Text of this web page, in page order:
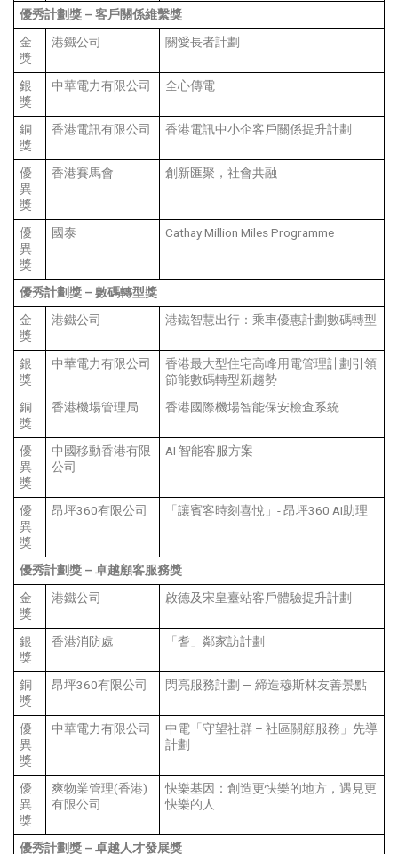
優秀計劃獎 – 客戶關係維繫獎
金
獎
港鐵公司 關愛長者計劃
銀
獎
中華電力有限公司 全心傳電
銅
獎
香港電訊有限公司 香港電訊中小企客戶關係提升計劃
優
異
獎
香港賽馬會 創新匯聚，社會共融
優
異
獎
國泰 Cathay Million Miles Programme
優秀計劃獎 – 數碼轉型獎
金
獎
港鐵公司 港鐵智慧出行：乘車優惠計劃數碼轉型
銀
獎
中華電力有限公司
香港最大型住宅高峰用電管理計劃引領
節能數碼轉型新趨勢
銅
獎
香港機場管理局 香港國際機場智能保安檢查系統
優
異
獎
中國移動香港有限
公司
AI 智能客服方案
優
異
獎
昂坪360有限公司 「讓賓客時刻喜悅」- 昂坪360 AI助理
優秀計劃獎 – 卓越顧客服務獎
金
獎
港鐵公司 啟德及宋皇臺站客戶體驗提升計劃
銀
獎
香港消防處 「耆」鄰家訪計劃
銅
獎
昂坪360有限公司 閃亮服務計劃 — 締造穆斯林友善景點
優
異
獎
中華電力有限公司
中電「守望社群 – 社區關顧服務」先導
計劃
優
異
獎
爽物業管理(香港)
有限公司
快樂基因：創造更快樂的地方，遇見更
快樂的人
優秀計劃獎 – 卓越人才發展獎